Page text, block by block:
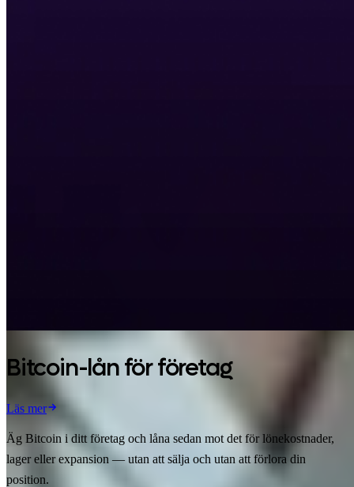
Bitcoin-lån för företag
Läs mer
Äg Bitcoin i ditt företag och låna sedan mot det för lönekostnader,
lager eller expansion — utan att sälja och utan att förlora din
position.